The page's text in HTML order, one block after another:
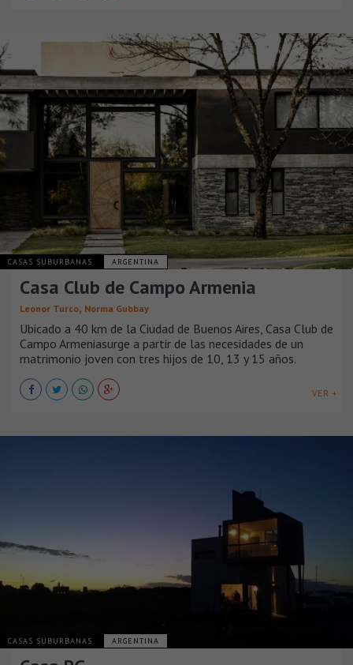
CASAS SUBURBANAS ARGENTINA
Casa Club de Campo Armenia
Leonor Turco, Norma Gubbay
Ubicado a 40 km de la Ciudad de Buenos Aires, Casa Club de
Campo Armeniasurge a partir de las necesidades de un
matrimonio joven con tres hijos de 10, 13 y 15 años.
VER +
CASAS SUBURBANAS ARGENTINA